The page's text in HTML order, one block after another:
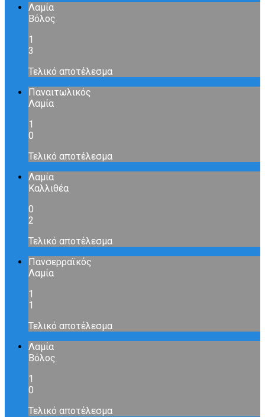
Λαμία
Βόλος
1
3
Τελικό αποτέλεσμα
Παναιτωλικός
Λαμία
1
0
Τελικό αποτέλεσμα
Λαμία
Καλλιθέα
0
2
Τελικό αποτέλεσμα
Πανσερραϊκός
Λαμία
1
1
Τελικό αποτέλεσμα
Λαμία
Βόλος
1
0
Τελικό αποτέλεσμα